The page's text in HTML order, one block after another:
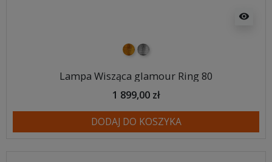
visibility
złotysrebrny
Lampa Wisząca glamour Ring 80
1 899,00 zł
DODAJ DO KOSZYKA